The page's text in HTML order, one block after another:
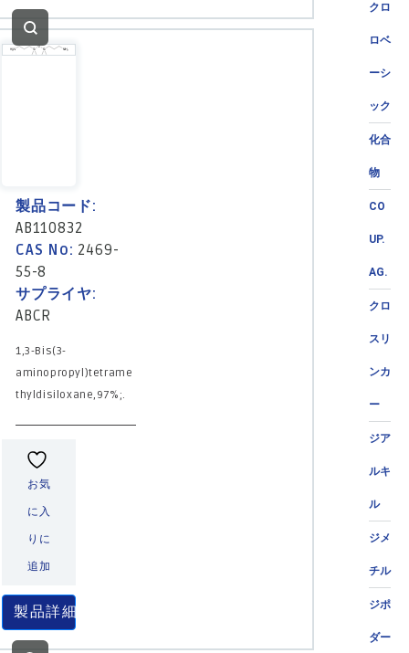
クロ
ロベ
ーシ
ック
化合
物
CO
UP.
AG.
クロ
スリ
ンカ
ー
ジア
ルキ
ル
ジメ
チル
ジポ
ダー
製品コード:
AB110832
CAS No: 2469-
55-8
サプライヤ:
ABCR
1,3-Bis(3-
aminopropyl)tetrame
thyldisiloxane,97%;.
お気
に入
りに
追加
製品詳細